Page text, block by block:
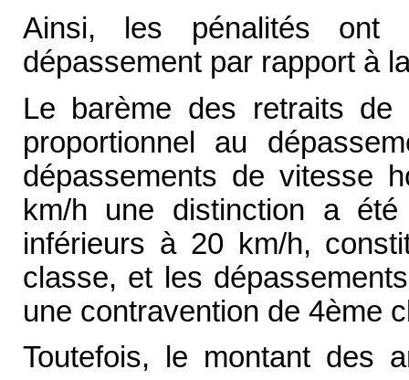
Ainsi, les pénalités ont
dépassement par rapport à
Le barème des retraits
proportionnel au
dépassements de vitesse
km/h une distinction a
inférieurs à 20 km/h,
classe, et les
une contravention de 4ème
Toutefois, le montant des